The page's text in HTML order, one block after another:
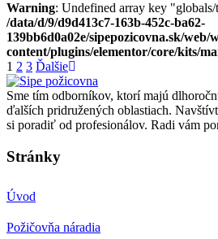
Warning: Undefined array key
/data/d/9/d9d413c7-163b-452c-ba62-
139bb6d0a02e/sipepozicovna.sk/web/
content/plugins/elementor/core/kits/
1 2 3 Ďalšie
Sme tím odborníkov, ktorí majú
ďalších pridružených oblastiach.
si poradiť od profesionálov. Radi vám
Stránky
Úvod
Požičovňa náradia